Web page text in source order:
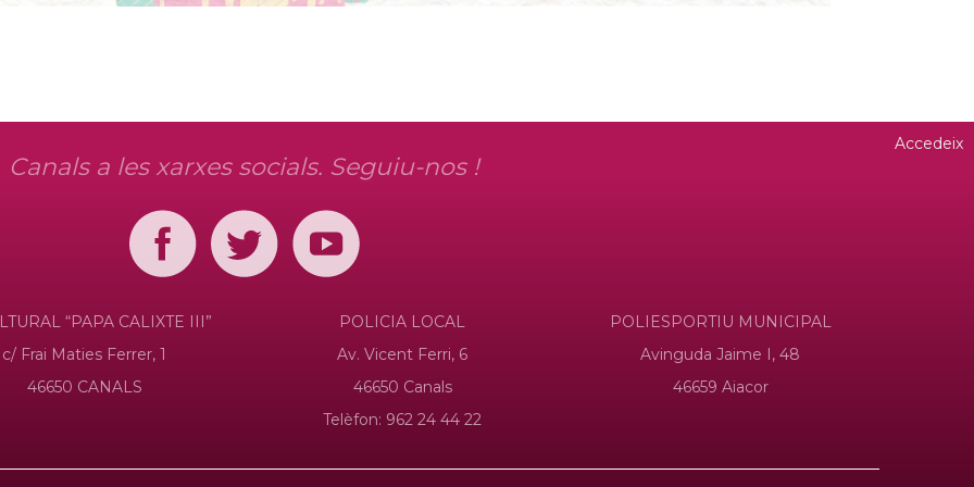
Accedeix
Canals a les xarxes socials. Seguiu-nos !
“PAPA CALIXTE III”
c/ Frai Maties Ferrer, 1
46650 CANALS
POLICIA LOCAL
Av. Vicent Ferri, 6
46650 Canals
Telèfon: 962 24 44 22
POLIESPORTIU MUNICIPAL
Avinguda Jaime I, 48
46659 Aiacor